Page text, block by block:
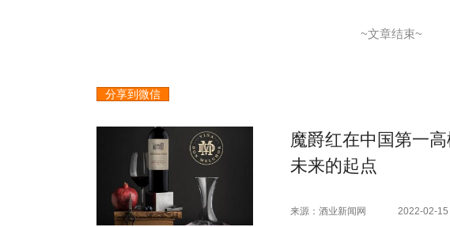
~文章结束~
分享到微信
魔爵红在中国第一
未来的起点
来源：酒业新闻网 2022-02-